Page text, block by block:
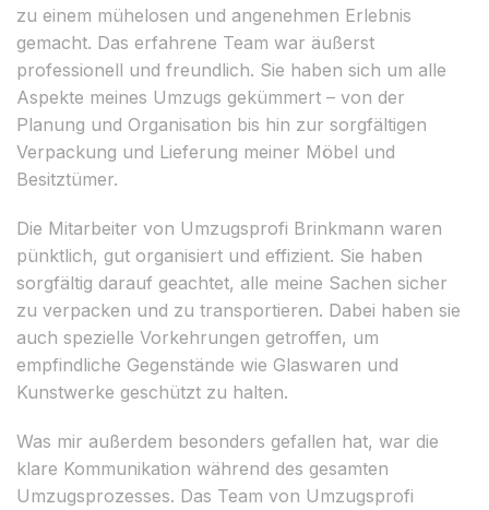
zu einem mühelosen und angenehmen Erlebnis
gemacht. Das erfahrene Team war äußerst
professionell und freundlich. Sie haben sich um alle
Aspekte meines Umzugs gekümmert – von der
Planung und Organisation bis hin zur sorgfältigen
Verpackung und Lieferung meiner Möbel und
Besitztümer.
Die Mitarbeiter von Umzugsprofi Brinkmann waren
pünktlich, gut organisiert und effizient. Sie haben
sorgfältig darauf geachtet, alle meine Sachen sicher
zu verpacken und zu transportieren. Dabei haben sie
auch spezielle Vorkehrungen getroffen, um
empfindliche Gegenstände wie Glaswaren und
Kunstwerke geschützt zu halten.
Was mir außerdem besonders gefallen hat, war die
klare Kommunikation während des gesamten
Umzugsprozesses. Das Team von Umzugsprofi